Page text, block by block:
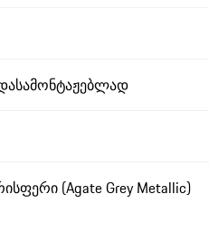
(Agate Grey Metallic)